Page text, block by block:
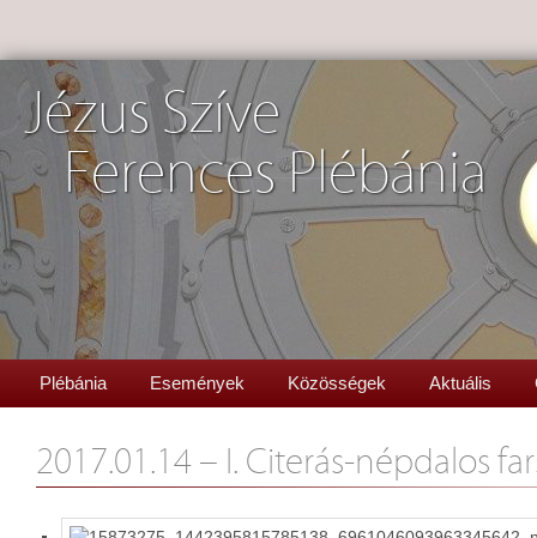
Jézus Szíve
Ferences Plébánia
Plébánia Események Közösségek Aktuális
2017.01.14 – I. Citerás-népdalos